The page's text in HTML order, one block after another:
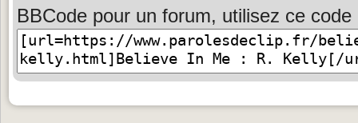
BBCode pour un forum, utilisez ce code